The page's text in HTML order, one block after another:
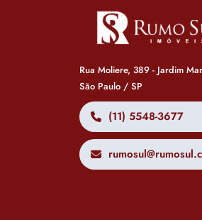
Rua Moliere, 389 - Jardim
São Paulo / SP
(11) 5548-3677